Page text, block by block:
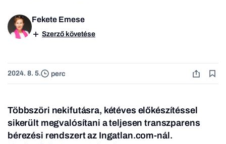
Fekete Emese
Szerző követése
2024. 8. 5. perc
Többszöri nekifutásra, kétéves előkészítéssel
sikerült megvalósítani a teljesen transzparens
bérezési rendszert az Ingatlan.com-nál.